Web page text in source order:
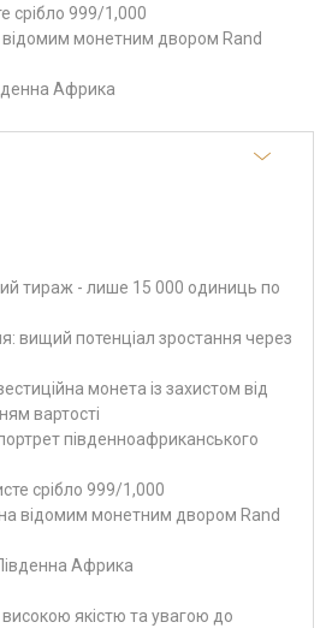
срібло 999/1,000
монетним двором Rand
Африка
тираж - лише 15 000 одиниць по
вищий потенціал зростання через
монета із захистом від
вартості
південноафриканського
срібло 999/1,000
відомим монетним двором Rand
Африка
якістю та увагою до